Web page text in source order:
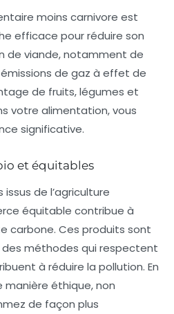
moins carnivore est
efficace pour réduire son
de viande, notamment de
de gaz à effet de
de fruits, légumes et
votre alimentation, vous
significative.
et équitables
de l’agriculture
équitable contribue à
carbone. Ces produits sont
méthodes qui respectent
à réduire la pollution. En
manière éthique, non
de façon plus